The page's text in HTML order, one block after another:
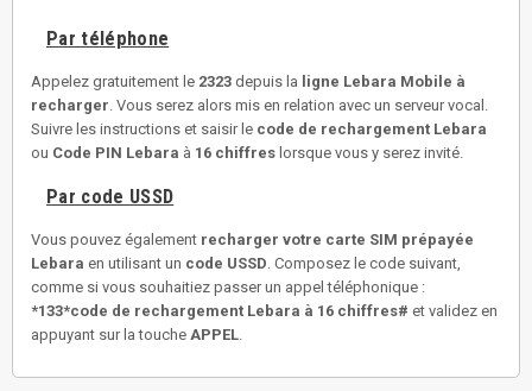
Par téléphone
Appelez gratuitement le 2323 depuis la ligne Lebara Mobile à
recharger . Vous serez alors mis en relation avec un serveur vocal.
Suivre les instructions et saisir le code de rechargement Lebara
ou Code PIN Lebara à 16 chiffres lorsque vous y serez invité.
Par code USSD
Vous pouvez également recharger votre carte SIM prépayée
Lebara en utilisant un code USSD . Composez le code suivant,
comme si vous souhaitiez passer un appel téléphonique :
*133*code de rechargement Lebara à 16 chiffres# et validez en
appuyant sur la touche APPEL